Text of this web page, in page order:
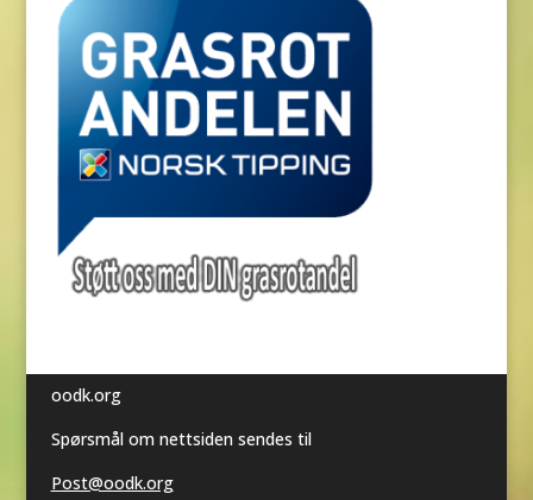
oodk.org
Spørsmål om nettsiden sendes til
Post@oodk.org